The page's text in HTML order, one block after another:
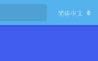
简体中文